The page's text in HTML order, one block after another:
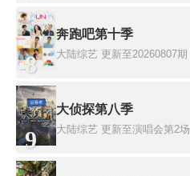
8
奔跑吧第十季
大陆综艺 更新至20260807期
9
大侦探第八季
大陆综艺 更新至演唱会第2场